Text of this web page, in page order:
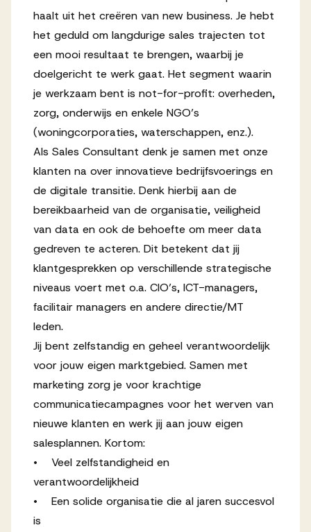
haalt uit het creëren van new business. Je hebt
het geduld om langdurige sales trajecten tot
een mooi resultaat te brengen, waarbij je
doelgericht te werk gaat. Het segment waarin
je werkzaam bent is not-for-profit: overheden,
zorg, onderwijs en enkele NGO’s
(woningcorporaties, waterschappen, enz.).
Als Sales Consultant denk je samen met onze
klanten na over innovatieve bedrijfsvoerings en
de digitale transitie. Denk hierbij aan de
bereikbaarheid van de organisatie, veiligheid
van data en ook de behoefte om meer data
gedreven te acteren. Dit betekent dat jij
klantgesprekken op verschillende strategische
niveaus voert met o.a. CIO’s, ICT-managers,
facilitair managers en andere directie/MT
leden.
Jij bent zelfstandig en geheel verantwoordelijk
voor jouw eigen marktgebied. Samen met
marketing zorg je voor krachtige
communicatiecampagnes voor het werven van
nieuwe klanten en werk jij aan jouw eigen
salesplannen. Kortom:
• Veel zelfstandigheid en
verantwoordelijkheid
• Een solide organisatie die al jaren succesvol
is